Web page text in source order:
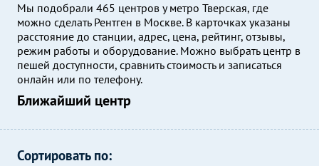
Мы подобрали 465 центров у метро Тверская, где
можно сделать Рентген в Москве. В карточках указаны
расстояние до станции, адрес, цена, рейтинг, отзывы,
режим работы и оборудование. Можно выбрать центр в
пешей доступности, сравнить стоимость и записаться
онлайн или по телефону.
Ближайший центр
Сортировать по: